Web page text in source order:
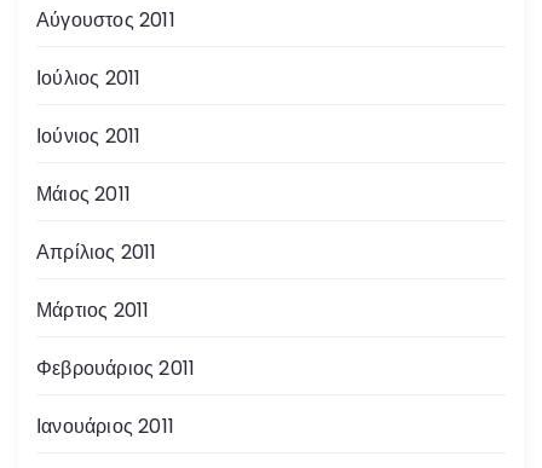
Αύγουστος 2011
Ιούλιος 2011
Ιούνιος 2011
Μάιος 2011
Απρίλιος 2011
Μάρτιος 2011
Φεβρουάριος 2011
Ιανουάριος 2011